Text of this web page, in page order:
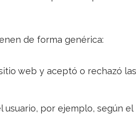
de forma genérica:
web y aceptó o rechazó
por ejemplo, según el